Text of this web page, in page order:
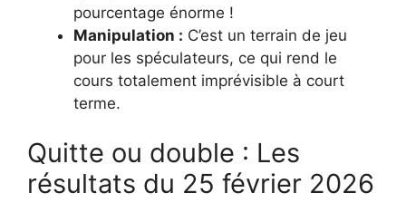
pourcentage énorme !
Manipulation : C’est un terrain de jeu
pour les spéculateurs, ce qui rend le
cours totalement imprévisible à court
terme.
Quitte ou double : Les
résultats du 25 février 2026